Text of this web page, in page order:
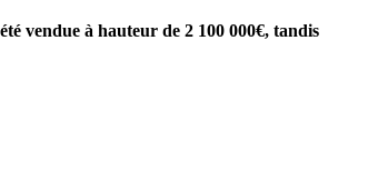
vendue à hauteur de 2 100 000€, tandis